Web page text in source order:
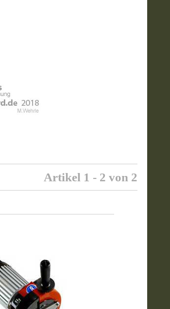
Artikel 1 - 2 von 2